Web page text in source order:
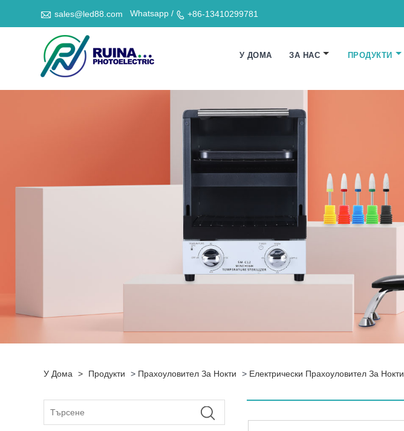
 sales@led88.com Whatsapp /  +86-13410299781
У ДОМА ЗА НАС ПРОДУКТИ
У Дома > Продукти > Прахоуловител За Нокти > Електрически Прахоуловител За Нокти